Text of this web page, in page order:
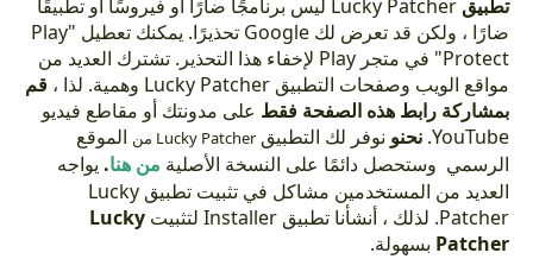
تطبيق
Lucky Patcher ليس برنامجًا ضارًا أو فيروسًا أو تطبيقًا
ضارًا ، ولكن قد تعرض لك Google تحذيرًا. يمكنك تعطيل "Play
Protect" في متجر Play لإخفاء هذا التحذير. تشترك العديد من
مواقع الويب وصفحات التطبيق Lucky Patcher وهمية. لذا ،
قم
بمشاركة رابط هذه الصفحة فقط على مدونتك أو مقاطع فيديو
YouTube. نحنو نوفر لك التطبيقLucky Patcher من
الموقع
الرسمي وستحصل دائمًا على النسخة الأصلية من هنا. يواجه
العديد من المستخدمين مشاكل في تثبيت تطبيق Lucky
Patcher. لذلك ، أنشأنا تطبيق Installer لتثبيت
Lucky
Patcher بسهولة.